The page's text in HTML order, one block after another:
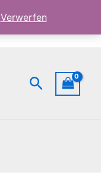
Verwerfen
Suchen